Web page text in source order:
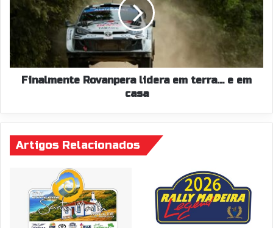
terra...
casa
Finalmente Rovanpera lidera em terra... e em
casa
Artigos Relacionados